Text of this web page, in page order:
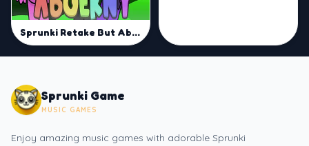
Sprunki Retake But Abgerny
Sprunki Game
MUSIC GAMES
Enjoy amazing music games with adorable Sprunki